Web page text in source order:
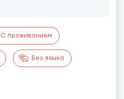
С проживанием
Без языка